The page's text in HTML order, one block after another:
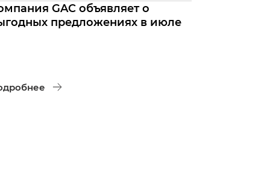
GAC объявляет о
предложениях в июле